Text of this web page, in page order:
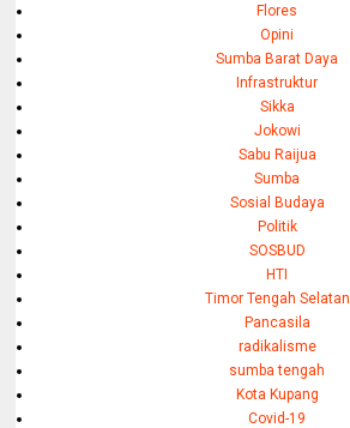
Flores
Opini
Sumba Barat Daya
Infrastruktur
Sikka
Jokowi
Sabu Raijua
Sumba
Sosial Budaya
Politik
SOSBUD
HTI
Timor Tengah Selatan
Pancasila
radikalisme
sumba tengah
Kota Kupang
Covid-19